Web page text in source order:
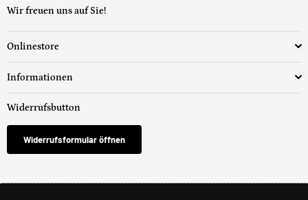
Wir freuen uns auf Sie!
Onlinestore
Informationen
Widerrufsbutton
Widerrufsformular öffnen